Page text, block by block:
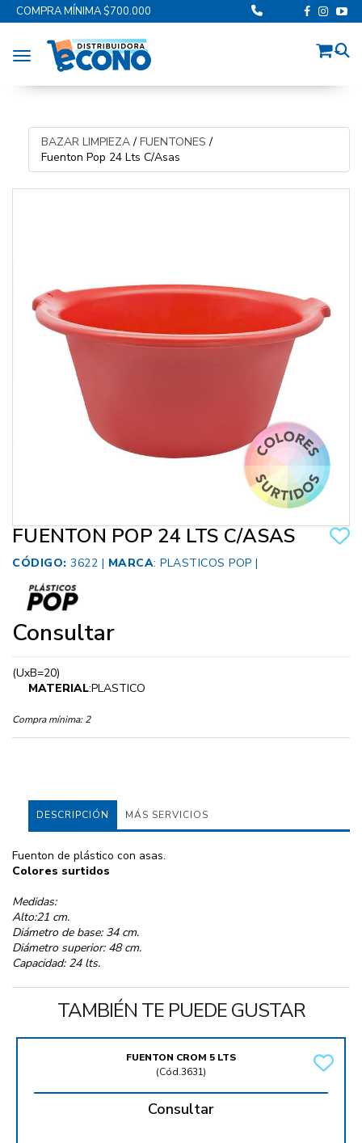
COMPRA MÍNIMA $700.000
Toggle navigation
BAZAR LIMPIEZA/ FUENTONES /
Fuenton Pop 24 Lts C/Asas
FUENTON POP 24 LTS C/ASAS
CÓDIGO: 3622 | MARCA: PLASTICOS POP |
Consultar
(UxB=20)
MATERIAL:PLASTICO
Compra mínima: 2
DESCRIPCIÓN MÁS SERVICIOS
Fuenton de plástico con asas.
Colores surtidos
Medidas:
Alto:21 cm.
Diámetro de base: 34 cm.
Diámetro superior: 48 cm.
Capacidad: 24 lts.
TAMBIÉN TE PUEDE GUSTAR
FUENTON CROM 5 LTS
(Cód.3631)
Consultar